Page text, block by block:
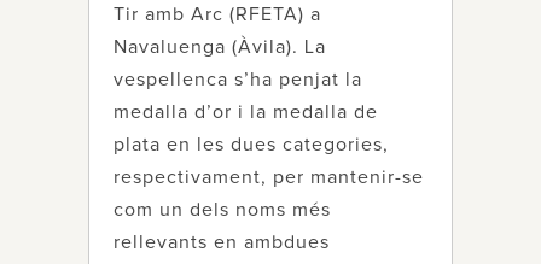
Tir amb Arc (RFETA) a
Navaluenga (Àvila). La
vespellenca s’ha penjat la
medalla d’or i la medalla de
plata en les dues categories,
respectivament, per mantenir-se
com un dels noms més
rellevants en ambdues